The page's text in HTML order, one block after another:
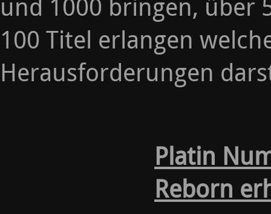
und 1000 bringen, über
100 Titel erlangen
Herausforderungen
Platin
Reborn